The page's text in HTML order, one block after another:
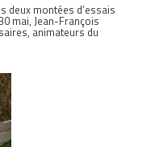
deux montées d’essais
mai, Jean-François
animateurs du